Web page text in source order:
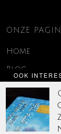
OOK
ONZE
Home
Blog
Contact
Disclaimer
Over ons